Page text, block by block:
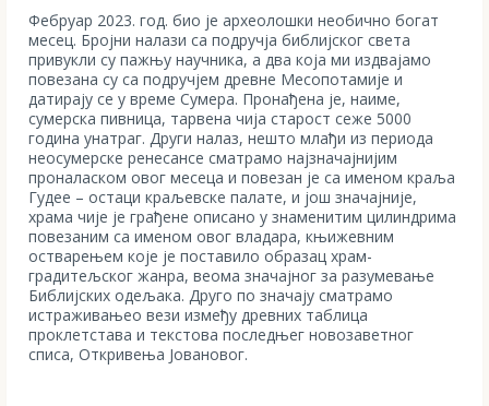
Фебруар 2023. год. био је археолошки необично богат
месец. Бројни налази са подручја библијског света
привукли су пажњу научника, а два која ми издвајамо
повезана су са подручјем древне Месопотамије и
датирају се у време Сумера. Пронађена је, наиме,
сумерска пивница, тарвена чија старост сеже 5000
година унатраг. Други налаз, нешто млађи из периода
неосумерске ренесансе сматрамо најзначајнијим
проналаском овог месеца и повезан је са именом краља
Гудее – остаци краљевске палате, и још значајније,
храма чије је грађене описано у знаменитим цилиндрима
повезаним са именом овог владара, књижевним
остварењем које је поставило образац храм-
градитељског жанра, веома значајног за разумевање
Библијских одељака. Друго по значају сматрамо
истраживањео вези између древних таблица
проклетстава и текстова последњег новозаветног
списа, Откривења Јовановог.